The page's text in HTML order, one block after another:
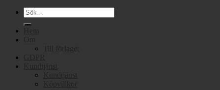
Sök
efter: